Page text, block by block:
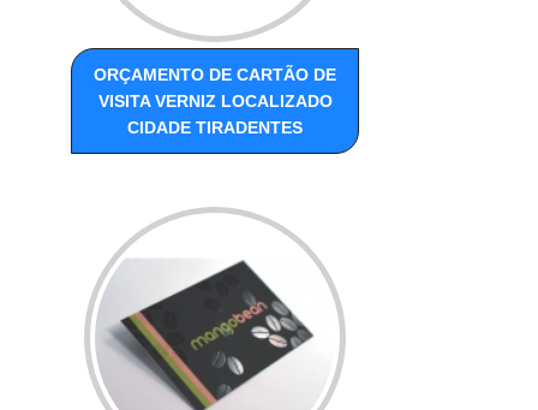
ORÇAMENTO DE CARTÃO DE
VISITA VERNIZ LOCALIZADO
CIDADE TIRADENTES